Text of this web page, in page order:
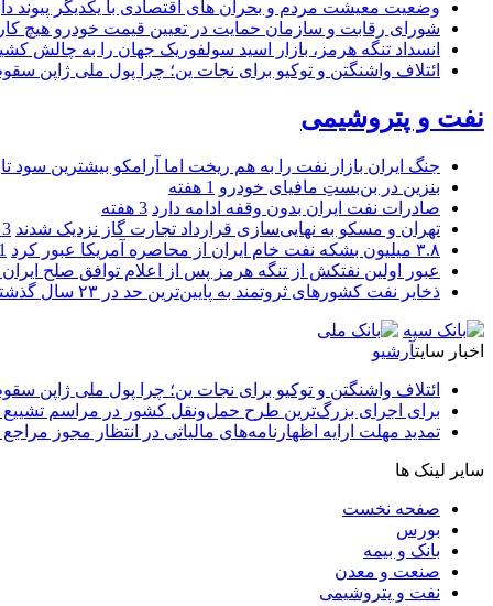
وضعیت معیشت مردم و بحران های اقتصادی با یکدیگر پیوند
شورای رقابت و سازمان حمایت در تعیین قیمت خودرو هیچ
انسداد تنگه هرمز، بازار اسید سولفوریک جهان را به چالش
ائتلاف واشنگتن و توکیو برای نجات ین؛ چرا پول ملی ژاپن
نفت و پتروشیمی
جنگ ایران بازار نفت را به هم ریخت اما آرامکو بیشترین سود
بنزین در بن‌بستِ مافیای خودرو 1 هفته
صادرات نفت ایران بدون وقفه ادامه دارد 3 هفته
تهران و مسکو به نهایی‌سازی قرارداد تجارت گاز نزدیک شدند 3 هفته
۳.۸ میلیون بشکه نفت خام ایران از محاصره آمریکا عبور کرد
1
عبور اولین نفتکش از تنگه هرمز پس از اعلام توافق صلح ایران
ذخایر نفت کشورهای ثروتمند به پایین‌ترین حد در ۲۳ سال گذشته رسید
اخبار سایتآرشیو
ائتلاف واشنگتن و توکیو برای نجات ین؛ چرا پول ملی ژاپن
برای اجرای بزرگ‌ترین طرح حمل‌ونقل کشور در مراسم تشییع
تمدید مهلت ارایه اظهارنامه‌های مالیاتی در انتظار مجوز
سایر لینک ها
صفحه نخست
بورس
بانک و بیمه
صنعت و معدن
نفت و پتروشیمی